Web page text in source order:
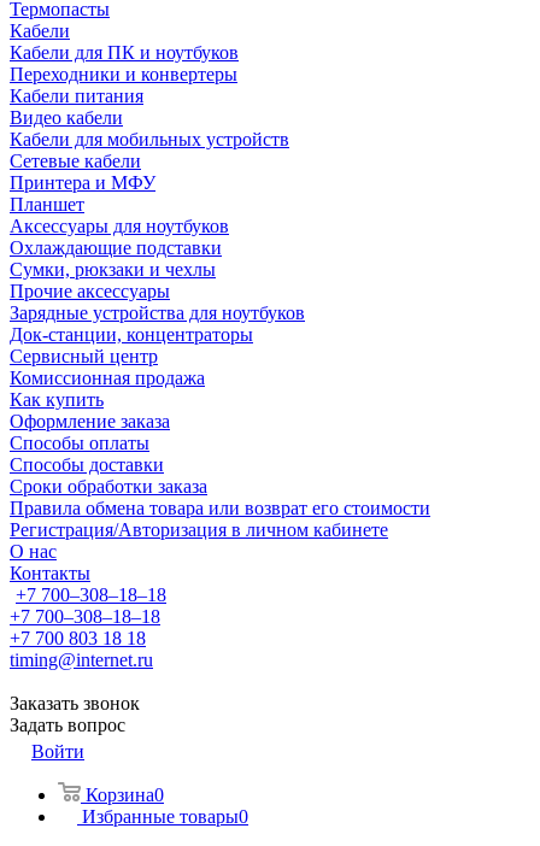
Термопасты
Кабели
Кабели для ПК и ноутбуков
Переходники и конвертеры
Кабели питания
Видео кабели
Кабели для мобильных устройств
Сетевые кабели
Принтера и МФУ
Планшет
Аксессуары для ноутбуков
Охлаждающие подставки
Сумки, рюкзаки и чехлы
Прочие аксессуары
Зарядные устройства для ноутбуков
Док-станции, концентраторы
Сервисный центр
Комиссионная продажа
Как купить
Оформление заказа
Способы оплаты
Способы доставки
Сроки обработки заказа
Правила обмена товара или возврат его стоимости
Регистрация/Авторизация в личном кабинете
О нас
Контакты
+7 700‒308‒18‒18
+7 700‒308‒18‒18
+7 700 803 18 18
timing@internet.ru
Заказать звонок
Задать вопрос
Войти
Корзина0
Избранные товары0